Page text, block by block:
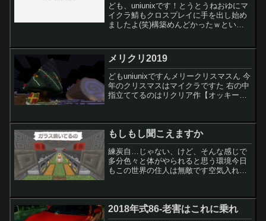
ども、uniunixです！とうとうねおゆにマ
イクラ鯖もクロスプレイに手を出し始め
ましたよ(笑)構築めんどかったｗという
でねおゆにJava版マイクラ鯖でプレイで
きるかも？...
メリクリ2019
どもuniunixですんメリークリスマスん 今
年のクリスマスはマイクラですた 右の中
指立ててるのはリクリア作【オッキー】
快な仲間たち作家：ひさみん作ブッシュ
ドノ...
もしもし聞こえますか
練炭自…じゃない、けど、そんな感じで
多分色々と体がやられると思う環境今日
もこの世界の住人は無敵です空気入れ替
の発注に対応できましたまたのご利用お
待ちしております。
2018年式86-老害はこれに乗れ